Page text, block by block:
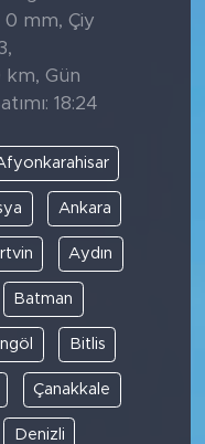
0 mm, Çiy
km, Gün
18:24
Ankara
Aydın
Batman
Bitlis
Çanakkale
Denizli